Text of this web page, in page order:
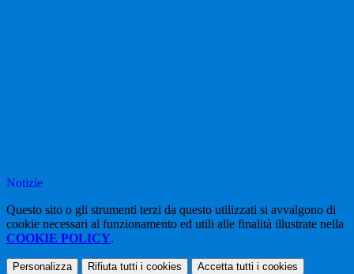
Notizie
Questo sito o gli strumenti terzi da questo utilizzati si avvalgono di
cookie necessari al funzionamento ed utili alle finalità illustrate nella
COOKIE POLICY.
Personalizza Rifiuta tutti i cookies Accetta tutti i cookies